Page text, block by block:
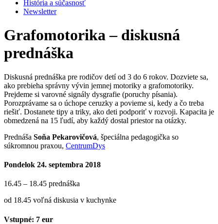
História a súčasnosť
Newsletter
Grafomotorika – diskusná
prednáška
Diskusná prednáška pre rodičov detí od 3 do 6 rokov. Dozviete sa,
ako prebieha správny vývin jemnej motoriky a grafomotoriky.
Prejdeme si varovné signály dysgrafie (poruchy písania).
Porozprávame sa o úchope ceruzky a povieme si, kedy a čo treba
riešiť. Dostanete tipy a triky, ako deti podporiť v rozvoji. Kapacita je
obmedzená na 15 ľudí, aby každý dostal priestor na otázky.
Prednáša Soňa Pekarovičová, špeciálna pedagogička so
súkromnou praxou, CentrumDys
Pondelok 24. septembra 2018
16.45 – 18.45 prednáška
od 18.45 voľná diskusia v kuchynke
Vstupné: 7 eur